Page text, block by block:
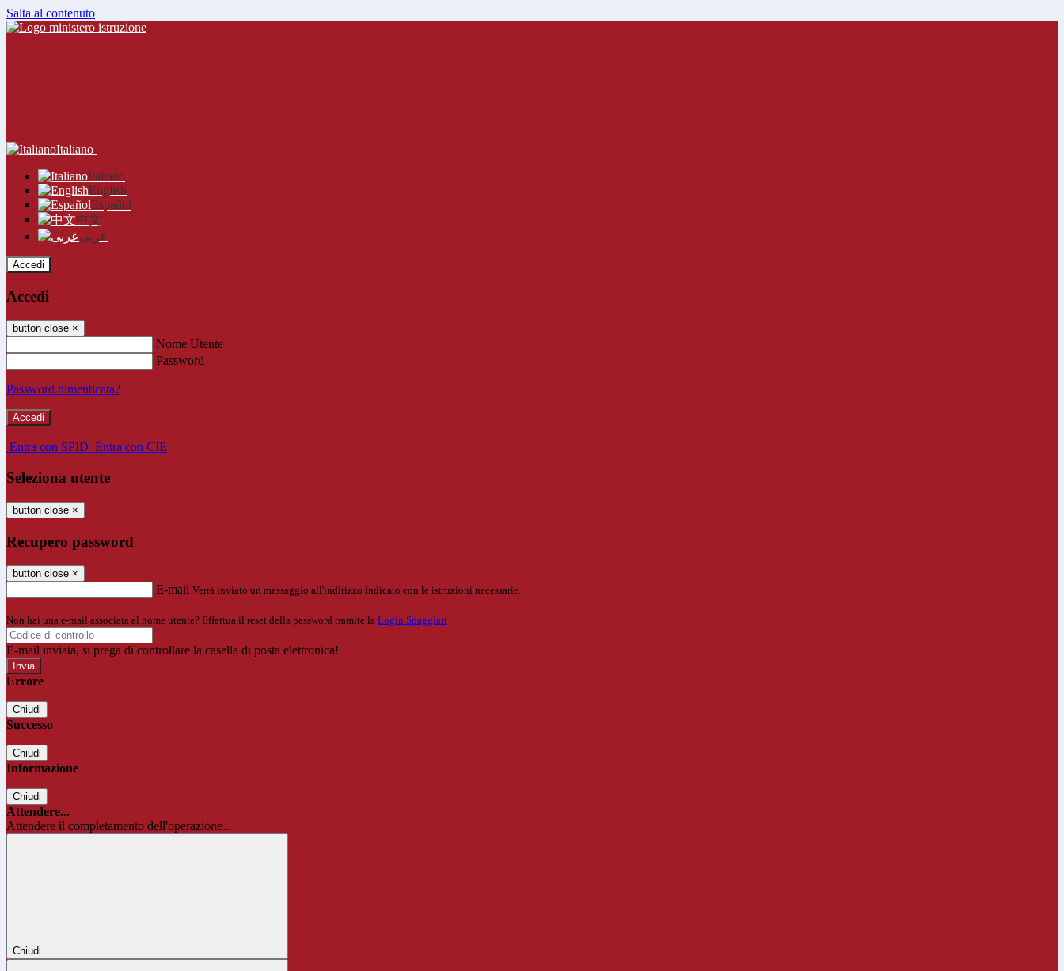
Salta al contenuto
Italiano
Italiano
English
Español
中文
عربى
Accedi
Accedi
button close ×
Nome Utente
Password
Password dimenticata?
-
Entra con SPID Entra con CIE
Seleziona utente
button close ×
Recupero password
button close ×
E-mail Verrà inviato un messaggio all'indirizzo indicato con le istruzioni necessarie.
Non hai una e-mail associata al nome utente? Effettua il reset della password tramite la Login Spaggiari
E-mail inviata, si prega di controllare la casella di posta elettronica!
Errore
Chiudi
Successo
Chiudi
Informazione
Chiudi
Attendere...
Attendere il completamento dell'operazione...
Chiudi